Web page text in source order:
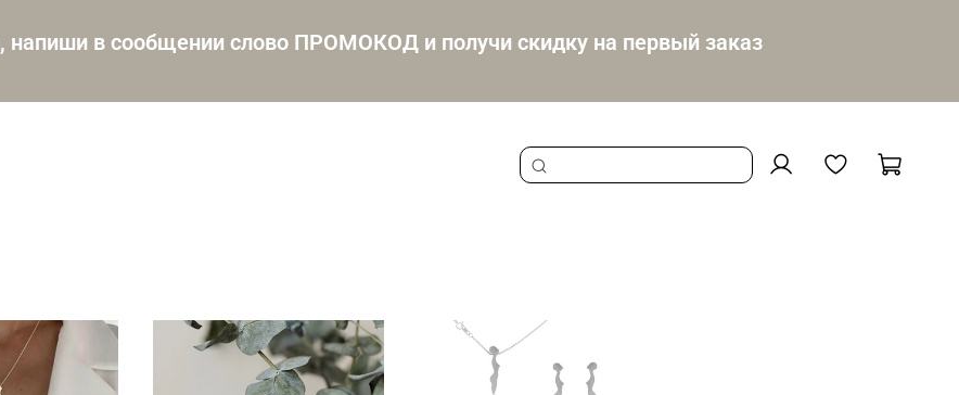
, напиши в сообщении слово ПРОМОКОД и получи скидку на первый заказ